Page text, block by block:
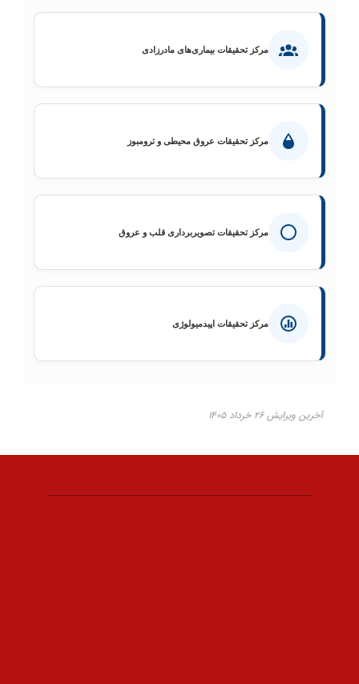
مرکز تحقیقات بیماری‌های مادرزادی
مرکز تحقیقات عروق محیطی و ترومبوز
مرکز تحقیقات تصویربرداری قلب و عروق
مرکز تحقیقات اپیدمیولوژی
آخرین ویرایش ۲۶ خرداد ۱۴۰۵